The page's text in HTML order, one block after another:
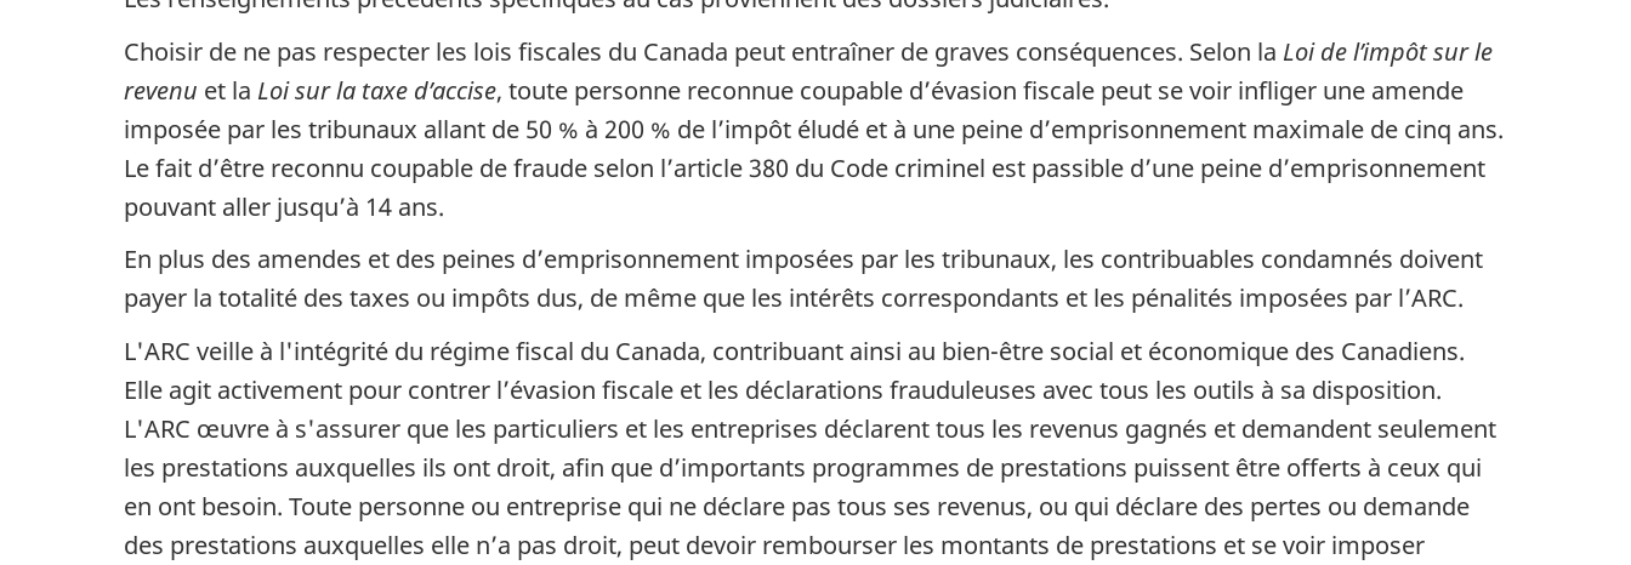
Choisir de ne pas respecter les lois fiscales du Canada peut entraîner de graves conséquences. Selon la Loi de l’impôt sur le
revenu et la Loi sur la taxe d’accise, toute personne reconnue coupable d’évasion fiscale peut se voir infliger une amende
imposée par les tribunaux allant de 50 % à 200 % de l’impôt éludé et à une peine d’emprisonnement maximale de cinq ans.
Le fait d’être reconnu coupable de fraude selon l’article 380 du Code criminel est passible d’une peine d’emprisonnement
pouvant aller jusqu’à 14 ans.
En plus des amendes et des peines d’emprisonnement imposées par les tribunaux, les contribuables condamnés doivent
payer la totalité des taxes ou impôts dus, de même que les intérêts correspondants et les pénalités imposées par l’ARC.
L'ARC veille à l'intégrité du régime fiscal du Canada, contribuant ainsi au bien-être social et économique des Canadiens.
Elle agit activement pour contrer l’évasion fiscale et les déclarations frauduleuses avec tous les outils à sa disposition.
L'ARC œuvre à s'assurer que les particuliers et les entreprises déclarent tous les revenus gagnés et demandent seulement
les prestations auxquelles ils ont droit, afin que d’importants programmes de prestations puissent être offerts à ceux qui
en ont besoin. Toute personne ou entreprise qui ne déclare pas tous ses revenus, ou qui déclare des pertes ou demande
des prestations auxquelles elle n’a pas droit, peut devoir rembourser les montants de prestations et se voir imposer